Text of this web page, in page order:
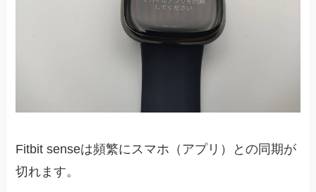
Fitbit senseは頻繁にスマホ（アプリ）との同期が
切れます。